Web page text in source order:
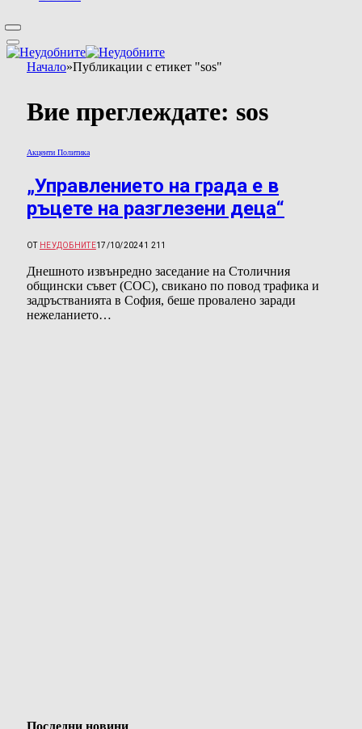
Начало»Публикации с етикет "sos"
Вие преглеждате: sos
Акценти Политика
„Управлението на града е в
ръцете на разглезени деца“
ОТ НЕУДОБНИТЕ17/10/20241 211
Днешното извънредно заседание на Столичния
общински съвет (СОС), свикано по повод трафика и
задръстванията в София, беше провалено заради
нежеланието…
Последни новини